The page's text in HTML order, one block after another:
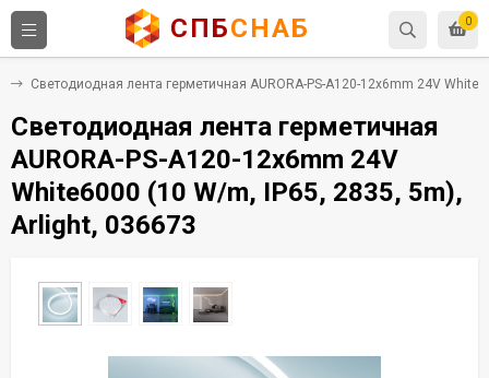
0
СПБСНАБ
Светодиодная лента герметичная AURORA-PS-A120-12x6mm 24V
Светодиодная лента герметичная
AURORA-PS-A120-12x6mm 24V
White6000 (10 W/m, IP65, 2835, 5m),
Arlight, 036673